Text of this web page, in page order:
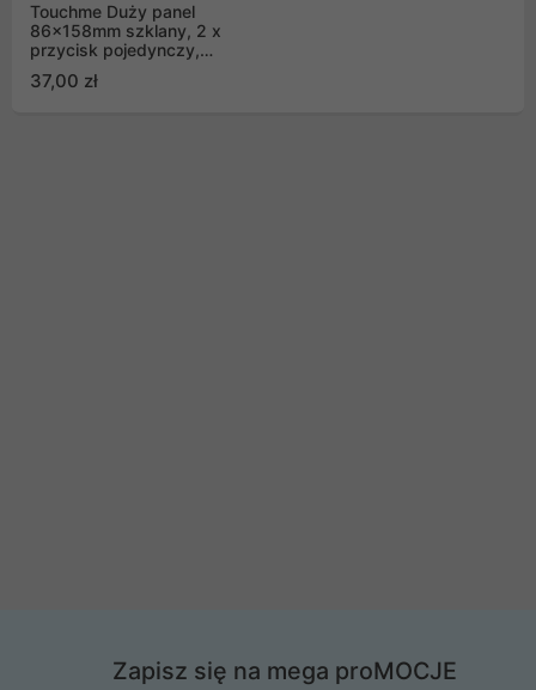
Touchme Duży panel
86x158mm szklany, 2 x
przycisk pojedynczy,
37,00 zł
Zapisz się na mega proMOCJE